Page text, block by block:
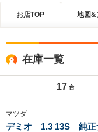
お店TOP 地図&
在庫一覧
17 台
マツダ
デミオ 1.3 13S 純正